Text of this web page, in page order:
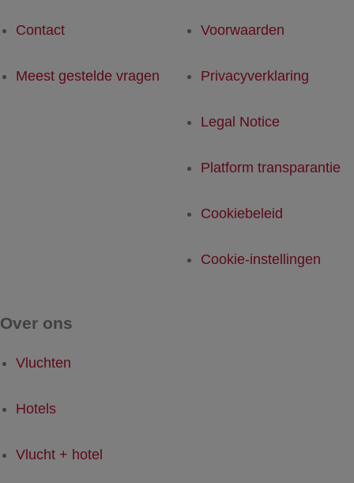
Contact
Meest gestelde vragen
Voorwaarden
Privacyverklaring
Legal Notice
Platform transparantie
Cookiebeleid
Cookie-instellingen
Over ons
Vluchten
Hotels
Vlucht + hotel